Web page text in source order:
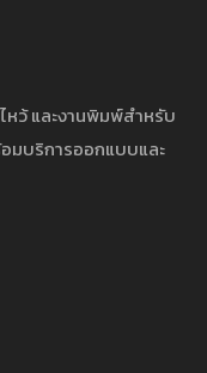
ว้ และงานพิมพ์สำหรับ
มบริการออกแบบและ